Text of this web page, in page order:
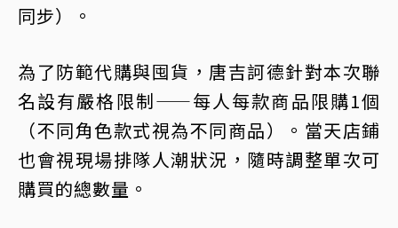
同步）。
為了防範代購與囤貨，唐吉訶德針對本次聯
名設有嚴格限制——每人每款商品限購1個
（不同角色款式視為不同商品）。當天店鋪
也會視現場排隊人潮狀況，隨時調整單次可
購買的總數量。